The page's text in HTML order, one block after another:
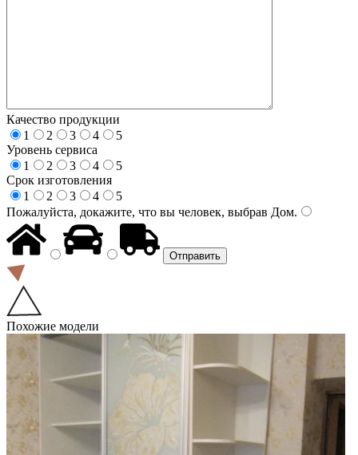
Качество продукции
1
2 3 4
5
Уровень сервиса
1
2 3 4
5
Срок изготовления
1
2 3 4
5
Пожалуйста, докажите, что вы человек, выбрав Дом.
Похожие модели